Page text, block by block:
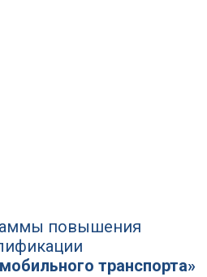
повышения
транспорта»